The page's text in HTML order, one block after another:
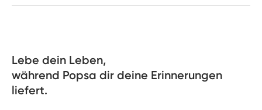
Lebe dein Leben,
während Popsa dir deine Erinnerungen
liefert.